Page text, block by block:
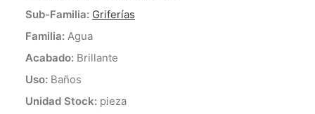
Sub-Familia: Griferías
Familia: Agua
Acabado: Brillante
Uso: Baños
Unidad Stock: pieza